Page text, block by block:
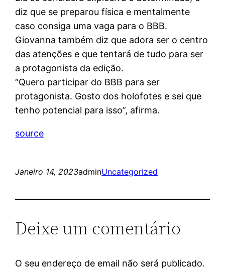
diz que se preparou física e mentalmente
caso consiga uma vaga para o BBB.
Giovanna também diz que adora ser o centro
das atenções e que tentará de tudo para ser
a protagonista da edição.
“Quero participar do BBB para ser
protagonista. Gosto dos holofotes e sei que
tenho potencial para isso”, afirma.
source
Janeiro 14, 2023adminUncategorized
Deixe um comentário
O seu endereço de email não será publicado.